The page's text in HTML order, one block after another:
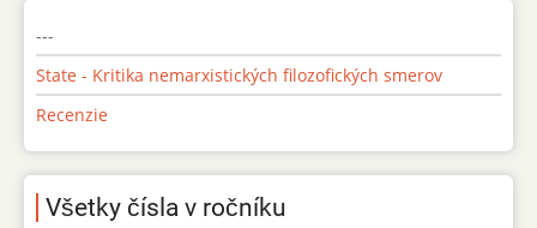
---
State - Kritika nemarxistických filozofických smerov
Recenzie
Všetky čísla v ročníku